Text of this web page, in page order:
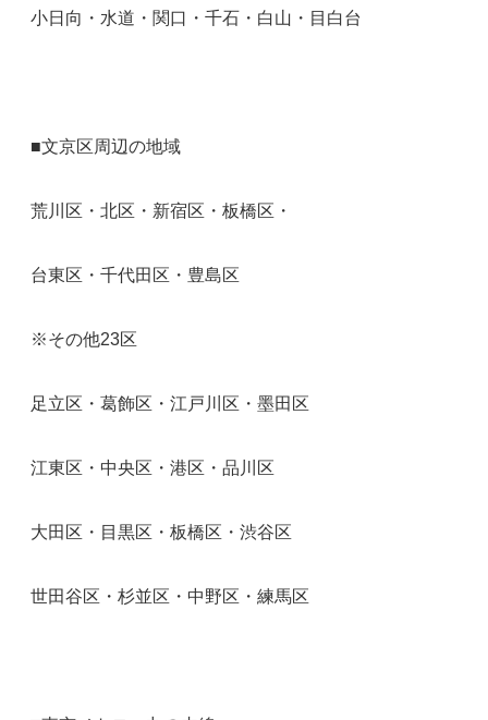
小日向・水道・関口・千石・白山・目白台
■文京区周辺の地域
荒川区・北区・新宿区・板橋区・
台東区・千代田区・豊島区
※その他23区
足立区・葛飾区・江戸川区・墨田区
江東区・中央区・港区・品川区
大田区・目黒区・板橋区・渋谷区
世田谷区・杉並区・中野区・練馬区